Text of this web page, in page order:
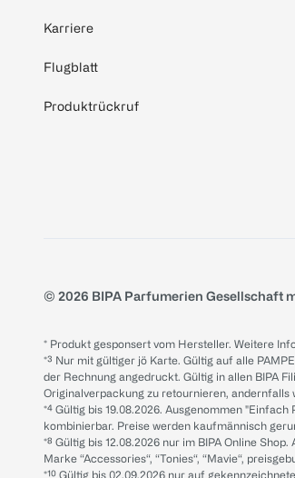
Karriere
Flugblatt
Produktrückruf
© 2026 BIPA Parfumerien Gesellschaft
* Produkt gesponsert vom Hersteller. Weitere
*³ Nur mit gültiger jö Karte. Gültig auf alle
der Rechnung angedruckt. Gültig in allen BIPA
Originalverpackung zu retournieren, andernfalls
*⁴ Gültig bis 19.08.2026. Ausgenommen
kombinierbar. Preise werden kaufmännisch
*⁸ Gültig bis 12.08.2026 nur im BIPA Online
Marke “Accessories“, “Tonies“, “Mavie“,
*¹⁰ Gültig bis 02.09.2026 nur auf